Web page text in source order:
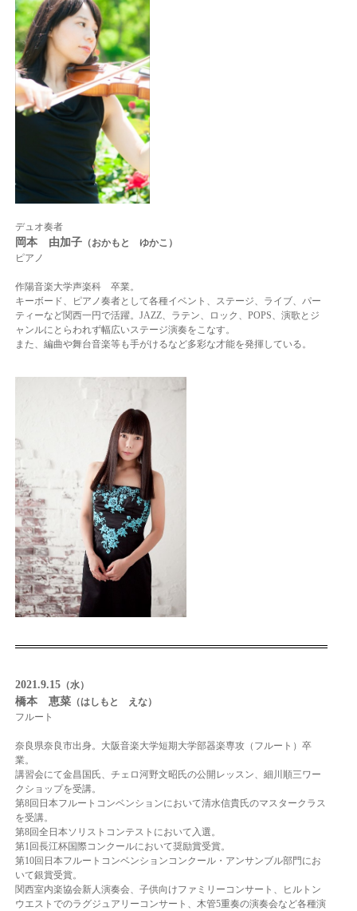
デュオ奏者
岡本 由加子（おかもと ゆかこ）
ピアノ
作陽音楽大学声楽科 卒業。
キーボード、ピアノ奏者として各種イベント、ステージ、ライブ、パー
ティーなど関西一円で活躍。 JAZZ、ラテン、ロック、POPS、演歌とジ
ャンルにとらわれず幅広いステージ演奏をこなす。
また、編曲や舞台音楽等も手がけるなど多彩な才能を発揮している。
2021.9.15（水）
橋本 恵菜（はしもと えな）
フルート
奈良県奈良市出身。大阪音楽大学短期大学部器楽専攻（フルート）卒
業。
講習会にて金昌国氏、チェロ河野文昭氏の公開レッスン、細川順三ワー
クショップを受講。
第8回日本フルートコンベンションにおいて清水信貴氏のマスタークラス
を受講。
第8回全日本ソリストコンテストにおいて入選。
第1回長江杯国際コンクールにおいて奨励賞受賞。
第10回日本フルートコンベンションコンクール・アンサンブル部門にお
いて銀賞受賞。
関西室内楽協会新人演奏会、子供向けファミリーコンサート、ヒルトン
ウエストでのラグジュアリーコンサート、 木管5重奏の演奏会など各種演